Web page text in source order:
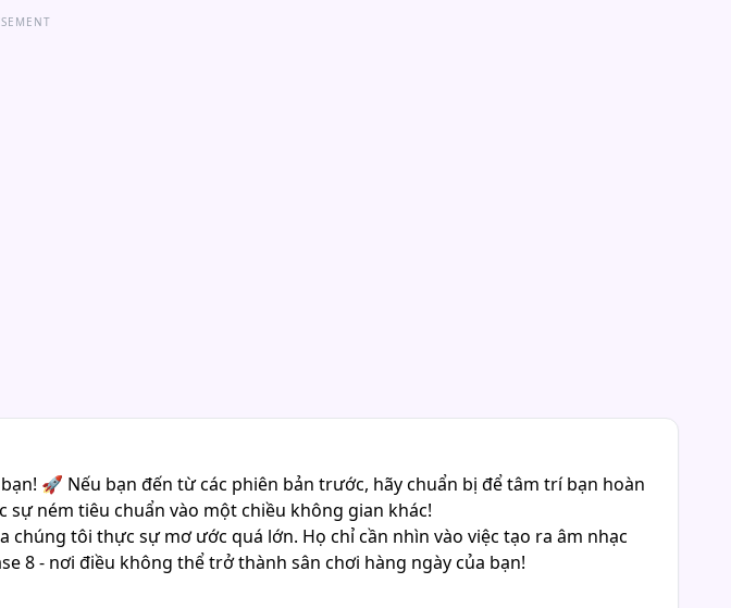
🚀 Nếu bạn đến từ các phiên bản trước, hãy chuẩn bị để tâm trí bạn hoàn
ném tiêu chuẩn vào một chiều không gian khác!
tôi thực sự mơ ước quá lớn. Họ chỉ cần nhìn vào việc tạo ra âm nhạc
8 - nơi điều không thể trở thành sân chơi hàng ngày của bạn!